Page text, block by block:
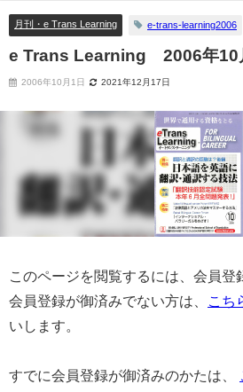
月刊・e Trans Learning e-trans-learning2006
e Trans Learning 2006年10
2006年10月1日 2021年12月17日
このページを閲覧するには、会員登
会員登録が御済みでない方は、
こち
いします。
すでに会員登録が御済みのかたは、